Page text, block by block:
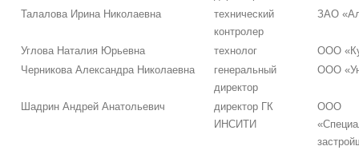
Талалова Ирина Николаевна
технический
контролер
ЗАО
Углова Наталия Юрьевна технолог
ООО
Черникова Александра Николаевна
генеральный
директор
ООО
Шадрин Андрей Анатольевич
директор ГК
ИНСИТИ
ООО